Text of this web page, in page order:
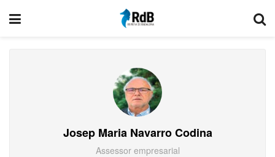
Josep Maria Navarro Codina
Assessor empresarial